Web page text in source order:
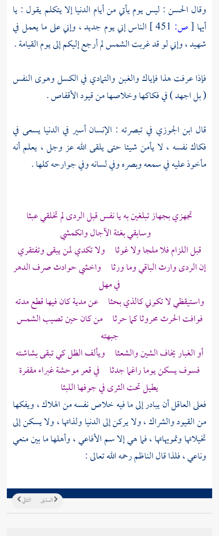
وقال الحسن: ليس يوم يأتي من أيام الدنيا إلا يتكلم يقول : يا
أيها [ص:
الناس إني يوم جديد ، وإني على ما يعمل في
شهيد ، وإني لو قد غربت الشمس لم أرجع إليكم إلى يوم القيامة .
فإذا عرفت هذا فإياك والغبن والتمادي في الكسل وهوى النفس
( بل اجهد ) في فكاكها وخلاصها من قيود الأقفاص .
قال ابن الجوزي في تبصرته : الإنسان أسير في الدنيا يسعى في
فكاك نفسه ، لا يأمن شيئا حتى يلقى الله عز وجل ، يعلم أنه
مأخوذ عليه في سمعه وبصره وفي لسانه وفي جوارحه كلها .
تجهزي بجهاز تبلغين به يا نفس قبل الردى لم تخلقي عبثا
وسابقي بغتة الآجال وانكمشي
قبل اللزام فلا ملجا ولا غوثا ولا تكدي لمن يبقى وتفتقري
إن الردى وارث الباقي وما ورثا واخشي حوادث صرف الدهر
في مهل
واستيقظي لا تكوني كالذي بحثا عن مدية كان فيها قطع مدته
فوافت الحرث محروثا كما حرثا من كان حين تصيب الشمس
جبهته
أو الغبار يخاف الشين والشعثا ويألف الظل كي تبقى بشاشته
فسوف يسكن يوما راغما جدثا في قعر موحشة غبراء مقفرة
يطيل تحت الثرى في جوفها اللبثا
فعلى العاقل أن يبادر إلى ما فيه خلاص نفسه من الهلاك ، ويفكها
من القيود والشراك ، ولا يركن إلى الدنيا ولذاتها ، ولا يسكن إلى
تخيلاتها وتمويهاتها ، فما هي إلا سم الأفاعي ، وأهلها ما بين منعي
وناعي ، فلذا قال الناظم رحمه الله تعالى :
التالي السابق